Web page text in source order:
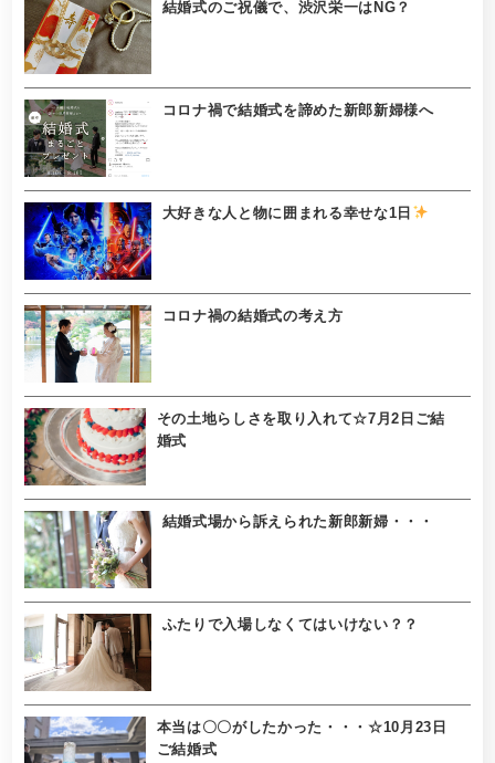
結婚式のご祝儀で、渋沢栄一はNG？
コロナ禍で結婚式を諦めた新郎新婦様へ
大好きな人と物に囲まれる幸せな1日
コロナ禍の結婚式の考え方
その土地らしさを取り入れて☆7月2日ご結
婚式
結婚式場から訴えられた新郎新婦・・・
ふたりで入場しなくてはいけない？？
本当は〇〇がしたかった・・・☆10月23日
ご結婚式